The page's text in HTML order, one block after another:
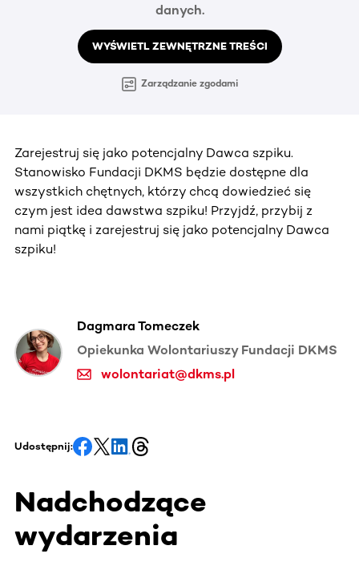
danych.
WYŚWIETL ZEWNĘTRZNE TREŚCI
Zarządzanie zgodami
Zarejestruj się jako potencjalny Dawca szpiku.
Stanowisko Fundacji DKMS będzie dostępne dla
wszystkich chętnych, którzy chcą dowiedzieć się
czym jest idea dawstwa szpiku! Przyjdź, przybij z
nami piątkę i zarejestruj się jako potencjalny Dawca
szpiku!
Dagmara Tomeczek
Opiekunka Wolontariuszy Fundacji DKMS
wolontariat@dkms.pl
Udostępnij:
Nadchodzące
wydarzenia